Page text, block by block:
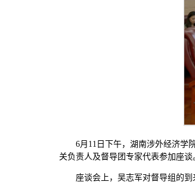
6月11日下午，湖南涉外经济学
关负责人及督导团专家代表参加座
座谈会上，吴志军对督导组的